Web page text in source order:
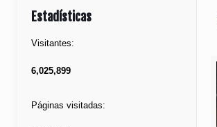
Estadísticas
Visitantes:
6,025,899
Páginas visitadas: